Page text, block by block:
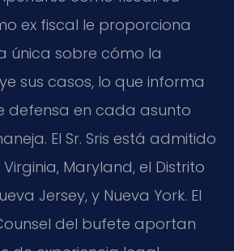
ex fiscal le proporciona
única sobre cómo la
sus casos, lo que informa
defensa en cada asunto
El Sr. Sris está admitido
Maryland, el Distrito
Jersey, y Nueva York. El
del bufete aportan